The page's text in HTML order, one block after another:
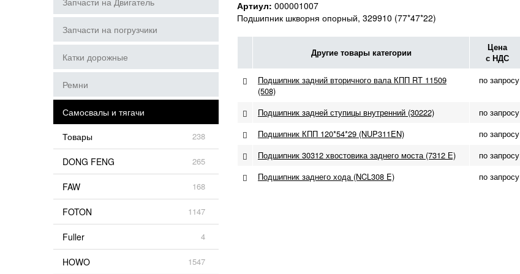
Артиул: 000001007
Подшипник шкворня опорный, 329910 (77*47*22)
Другие товары категории
Цена
с НДС
Подшипник задний вторичного вала КПП RT 11509
(508)
по запросу
Подшипник задней ступицы внутренний (30222)
по запросу
Подшипник КПП 120*54*29 (NUP311EN)
по запросу
Подшипник 30312 хвостовика заднего моста (7312 Е)
по запросу
Подшипник заднего хода (NCL308 E)
по запросу
Запчасти на погрузчики
Катки дорожные
Ремни
Самосвалы и тягачи
Товары
238
DONG FENG 265
FAW 168
FOTON 1147
Fuller 4
HOWO 1547